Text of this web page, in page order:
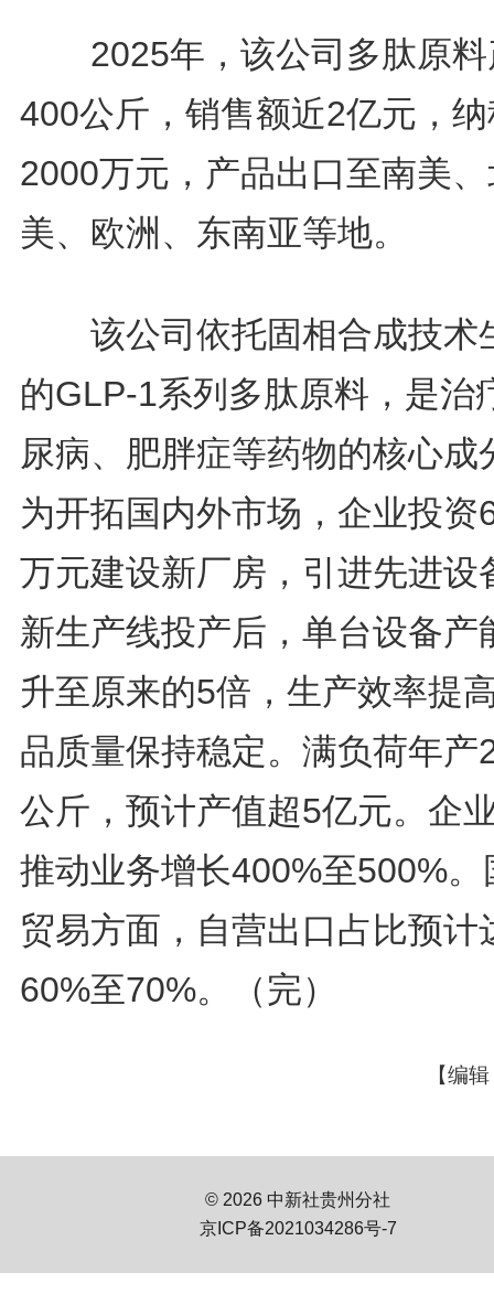
2025年，该公司多肽原料
400公斤，销售额近2亿元，
2000万元，产品出口至南美
美、欧洲、东南亚等地。
该公司依托固相合成技术
的GLP-1系列多肽原料，是治
尿病、肥胖症等药物的核心成
为开拓国内外市场，企业投资
万元建设新厂房，引进先进设
新生产线投产后，单台设备产
升至原来的5倍，生产效率提
品质量保持稳定。满负荷年产
公斤，预计产值超5亿元。企
推动业务增长400%至500%。
贸易方面，自营出口占比预计
60%至70%。（完）
【编
© 2026 中新社贵州分社
京ICP备2021034286号-7